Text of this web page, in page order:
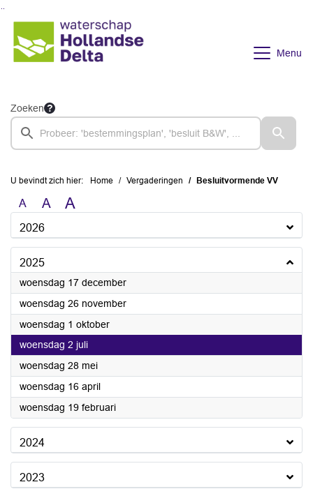
Menu
Zoeken
U bevindt zich hier: Home Vergaderingen Besluitvormende VV
A A A
2026
2025
woensdag 17 december2025
woensdag 26 november2025
woensdag 1 oktober2025
woensdag 2 juli2025
woensdag 28 mei2025
woensdag 16 april2025
woensdag 19 februari2025
2024
2023